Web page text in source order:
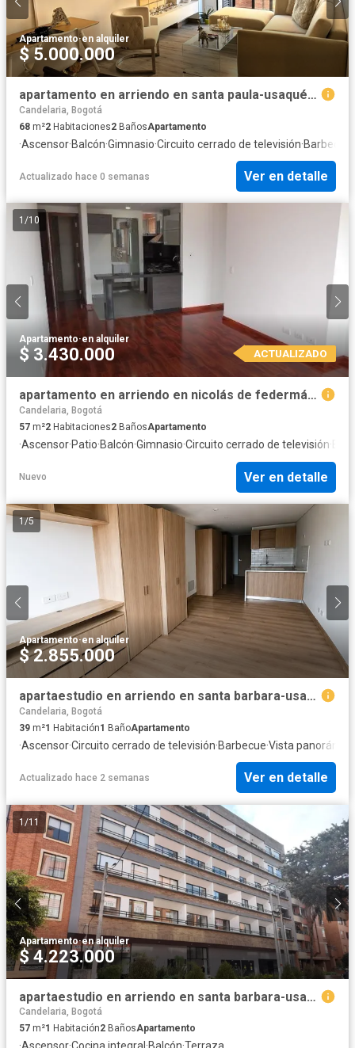
Apartamento·en alquiler
$ 5.000.000
apartamento en arriendo en santa paula-usaquén. Cod A52175
Candelaria, Bogotá
68 m²2 Habitaciones2 BañosApartamento
·Ascensor·Balcón·Gimnasio·Circuito cerrado de televisión·Barbecue
Actualizado hace 0 semanas Ver en detalle
1 /10
Apartamento·en alquiler
$ 3.430.000 ACTUALIZADO
apartamento en arriendo en nicolás de federmán. Cod A52192
Candelaria, Bogotá
57 m²2 Habitaciones2 BañosApartamento
·Ascensor·Patio·Balcón·Gimnasio·Circuito cerrado de televisión·
Nuevo Ver en detalle
1 /5
Apartamento·en alquiler
$ 2.855.000
apartaestudio en arriendo en santa barbara-usaquén. Cod A52135
Candelaria, Bogotá
39 m²1 Habitación1 BañoApartamento
·Ascensor·Circuito cerrado de televisión·Barbecue·Vista
Actualizado hace 2 semanas Ver en detalle
1 /11
Apartamento·en alquiler
$ 4.223.000
apartaestudio en arriendo en santa barbara-usaquén. Cod A51720
Candelaria, Bogotá
57 m²1 Habitación2 BañosApartamento